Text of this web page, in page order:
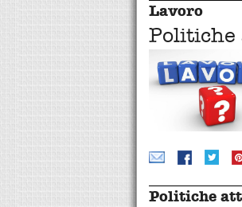
Lavoro
Politiche
Politiche